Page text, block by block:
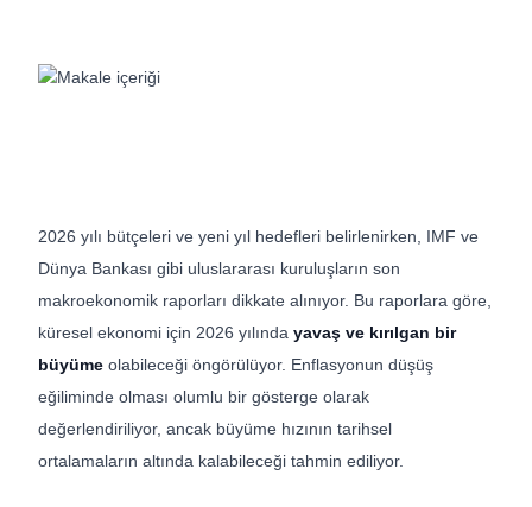
2026 yılı bütçeleri ve yeni yıl hedefleri belirlenirken, IMF ve
Dünya Bankası gibi uluslararası kuruluşların son
makroekonomik raporları dikkate alınıyor. Bu raporlara göre,
küresel ekonomi için 2026 yılında yavaş ve kırılgan bir
büyüme olabileceği öngörülüyor. Enflasyonun düşüş
eğiliminde olması olumlu bir gösterge olarak
değerlendiriliyor, ancak büyüme hızının tarihsel
ortalamaların altında kalabileceği tahmin ediliyor.